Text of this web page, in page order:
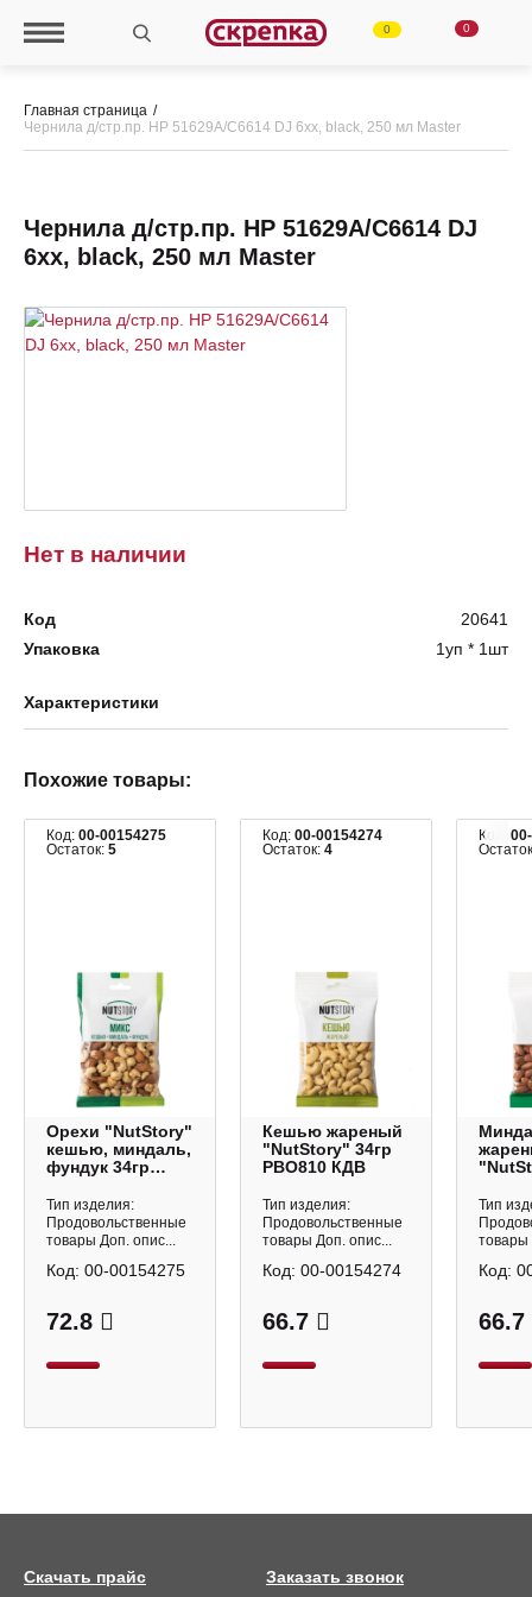
0 0
Главная страница
Чернила д/стр.пр. HP 51629A/C6614 DJ 6xx, black, 250 мл Master
Нет в наличии
Чернила д/стр.пр. HP 51629A/C6614 DJ
6xx, black, 250 мл Master
Код
20641
Упаковка
1уп * 1шт
Характеристики
Похожие товары:
Код: 00-00154275
Остаток: 5
Орехи "NutStory"
кешью, миндаль,
фундук 34гр
Тип изделия:
Продовольственные
товары Доп. опис...
72.8
Код: 00-00154275
Код: 00-00154274
Остаток: 4
Кешью жареный
"NutStory" 34гр
РВО810 КДВ
Тип изделия:
Продовольственные
товары Доп. опис...
66.7
Код: 00-00154274
Код:
Тип
товары
66.7
Код:
Заказать звонок
Скачать прайс